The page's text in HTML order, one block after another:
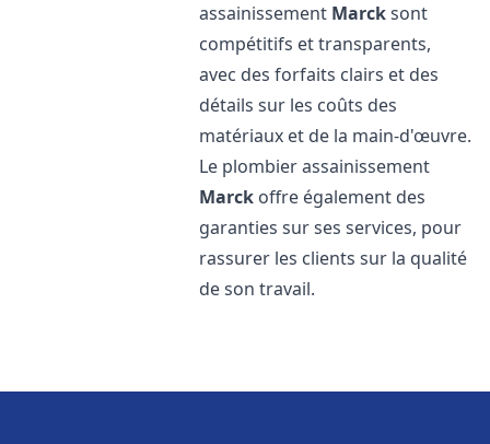
assainissement Marcksont
compétitifs et transparents,
avec des forfaits clairs et des
détails sur les coûts des
matériaux et de la main-d'œuvre.
Le plombier assainissement
Marck offre également des
garanties sur ses services, pour
rassurer les clients sur la qualité
de son travail.